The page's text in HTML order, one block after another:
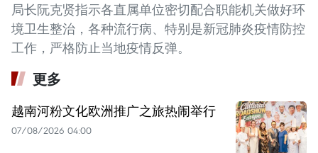
局长阮克贤指示各直属单位密切配合职能机关做好环
境卫生整治，各种流行病、特别是新冠肺炎疫情防控
工作，严格防止当地疫情反弹。
更多
越南河粉文化欧洲推广之旅热闹举行
07/08/2026 04:00